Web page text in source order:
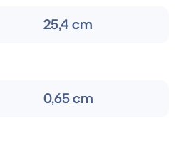
25,4 cm
0,65 cm